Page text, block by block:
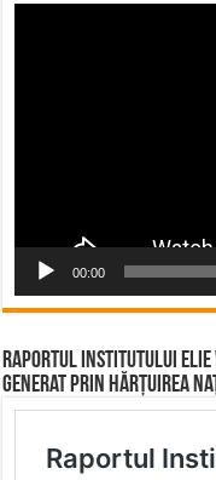
00:00
Raportul Institutului Elie
Generat prin Hărțuirea